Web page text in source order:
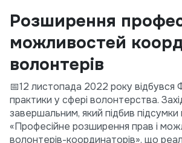
Розширення
можливостей
волонтерів
📅12 листопада 2022 року
практики у сфері волонтерства.
завершальним, який підбив
«Професійне розширення прав і
волонтерів-координаторів», що